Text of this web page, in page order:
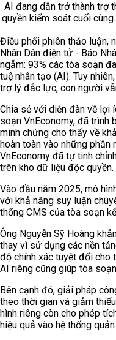
AI đang dần trở thành trợ
quyền kiểm soát cuối cùng.
Điều phối phiên thảo luận,
Nhân Dân điện tử - Báo
ngẫm: 93% các tòa soạn
tuệ nhân tạo (AI). Tuy
trợ lý đắc lực, con người
Chia sẻ với diễn đàn về lợi
soạn VnEconomy, đã trình
minh chứng cho thấy về
hoàn toàn vào những phần
VnEconomy đã tự tinh
trên kho dữ liệu độc quyền.
Vào đầu năm 2025, mô
với khả năng suy luận
thống CMS của tòa soạn
Ông Nguyễn Sỹ Hoàng
thay vì sử dụng các nền
độ chính xác tuyệt đối cho
AI riêng cũng giúp tòa
Bên cạnh đó, giải pháp
theo thời gian và giảm
hình riêng còn cho phép
hiệu quả vào hệ thống